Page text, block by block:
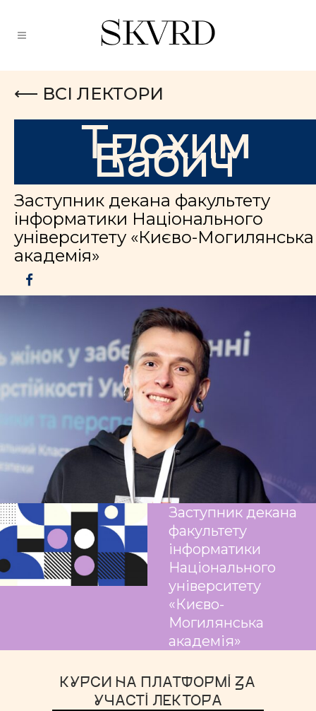
⟵ ВСІ ЛЕКТОРИ
Трохим
Бабич
Заступник декана факультету
інформатики Національного
університету «Києво-Могилянська
академія»
Заступник декана
факультету
інформатики
Національного
університету
«Києво-
Могилянська
академія»
КУРСИ НА ПЛАТФОРМІ ЗА
УЧАСТІ ЛЕКТОРА